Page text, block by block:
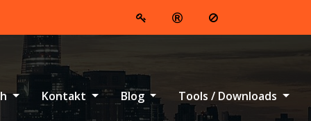
Kontakt Blog Tools / Downloads